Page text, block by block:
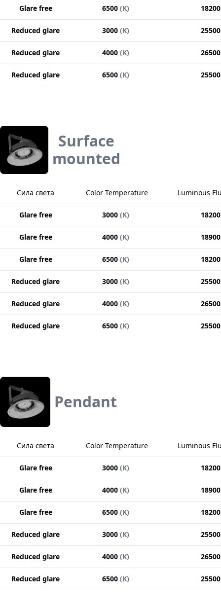
Glare free 6500 (K) 18200
Reduced glare 3000 (K) 25500
Reduced glare 4000 (K) 26500
Reduced glare 6500 (K) 25500
Surface
mounted
Сила света Color Temperature Luminous
Glare free 3000 (K) 18200
Glare free 4000 (K) 18900
Glare free 6500 (K) 18200
Reduced glare 3000 (K) 25500
Reduced glare 4000 (K) 26500
Reduced glare 6500 (K) 25500
Pendant
Сила света Color Temperature Luminous
Glare free 3000 (K) 18200
Glare free 4000 (K) 18900
Glare free 6500 (K) 18200
Reduced glare 3000 (K) 25500
Reduced glare 4000 (K) 26500
Reduced glare 6500 (K) 25500